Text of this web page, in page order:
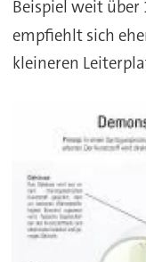
Beispiel weit über
empfiehlt sich
kleineren